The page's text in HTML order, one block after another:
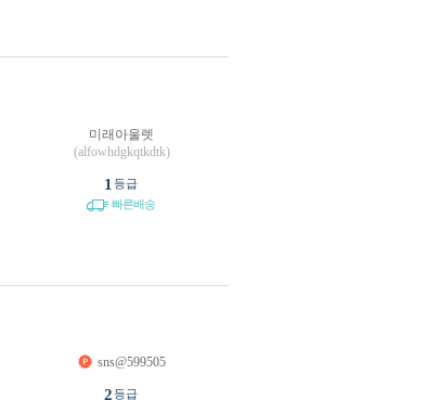
미래아울렛
(alfowhdgkqtkdtk)
1 등급
빠른배송
sns@599505
2등급